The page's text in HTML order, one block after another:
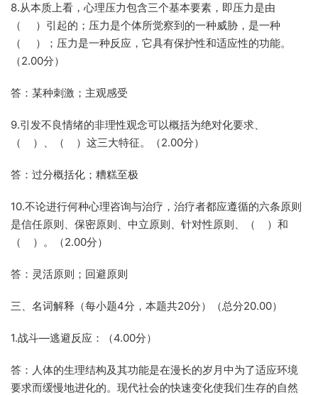
8.从本质上看，心理压力包含三个基本要素，即压力是由
（ ）引起的；压力是个体所觉察到的一种威胁，是一种
（ ）；压力是一种反应，它具有保护性和适应性的功能。
（2.00分）
答：某种刺激；主观感受
9.引发不良情绪的非理性观念可以概括为绝对化要求、
（ ）、（ ）这三大特征。（2.00分）
答：过分概括化；糟糕至极
10.不论进行何种心理咨询与治疗，治疗者都应遵循的六条原则
是信任原则、保密原则、中立原则、针对性原则、（ ）和
（ ）。（2.00分）
答：灵活原则；回避原则
三、名词解释（每小题4分，本题共20分）（总分20.00）
1.战斗—逃避反应：（4.00分）
答：人体的生理结构及其功能是在漫长的岁月中为了适应环境
要求而缓慢地进化的。现代社会的快速变化使我们生存的自然